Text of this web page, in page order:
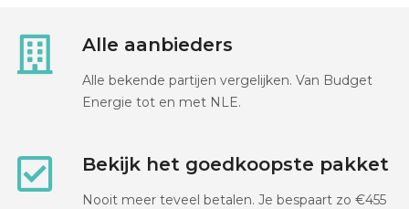
Alle aanbieders
Alle bekende partijen vergelijken. Van Budget
Energie tot en met NLE.
Bekijk het goedkoopste pakket
Nooit meer teveel betalen. Je bespaart zo €455